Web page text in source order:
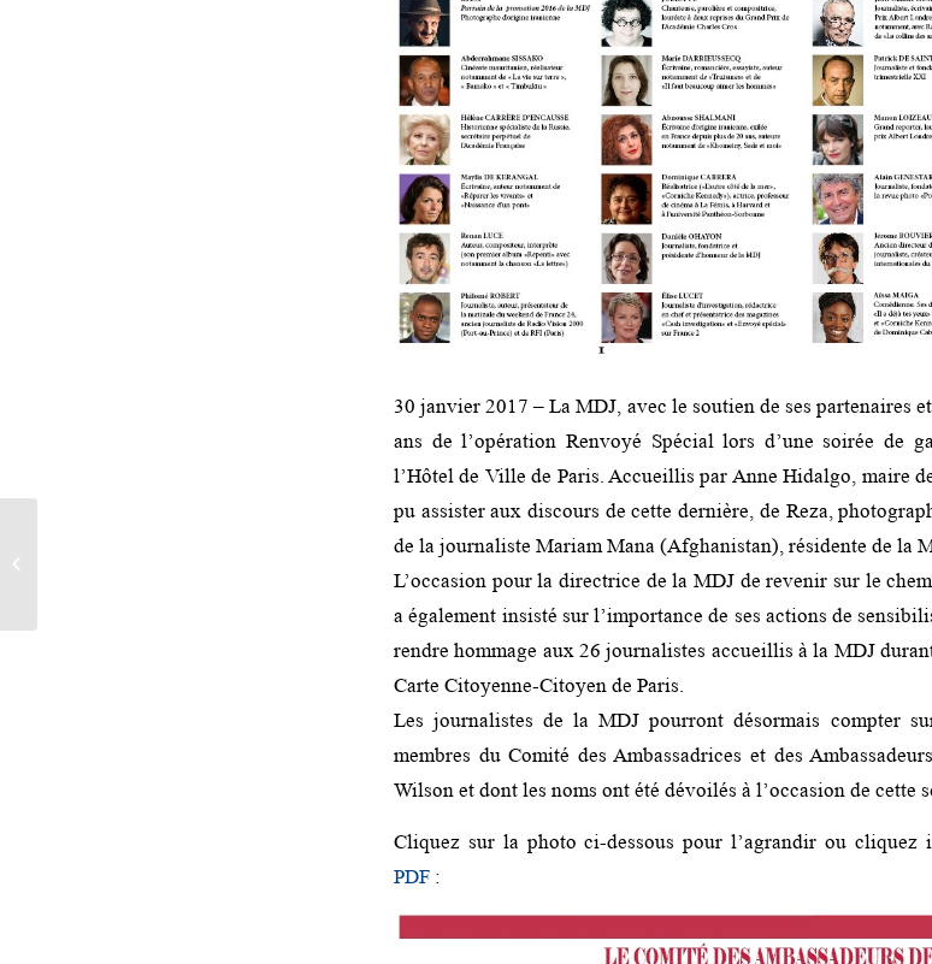
30 janvier 2017 – La MDJ, avec le soutien de ses partenaires
ans de l’opération Renvoyé Spécial lors d’une soirée de
l’Hôtel de Ville de Paris. Accueillis par Anne Hidalgo, maire
pu assister aux discours de cette dernière, de Reza,
de la journaliste Mariam Mana (Afghanistan), résidente de la
L’occasion pour la directrice de la MDJ de revenir sur le
a également insisté sur l’importance de ses actions de
rendre hommage aux 26 journalistes accueillis à la MDJ
Carte Citoyenne-Citoyen de Paris.
Les journalistes de la MDJ pourront désormais compter
membres du Comité des Ambassadrices et des
Wilson et dont les noms ont été dévoilés à l’occasion de cette
Cliquez sur la photo ci-dessous pour l’agrandir ou cliquez
PDF :